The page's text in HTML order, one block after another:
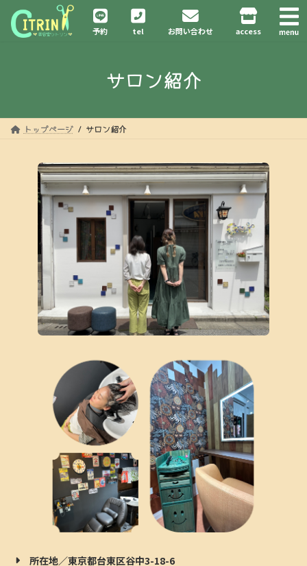
ッ
移
予約 tel お問い合わせ access
サロン紹介
トップページ サロン紹介
所在地／東京都台東区谷中3-18-6